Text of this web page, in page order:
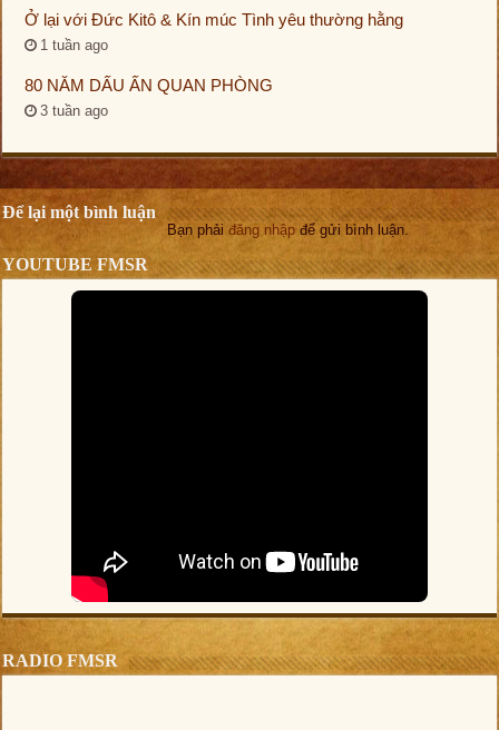
Ở lại với Đức Kitô & Kín múc Tình yêu thường hằng
1 tuần ago
80 NĂM DẤU ẤN QUAN PHÒNG
3 tuần ago
Để lại một bình luận
Bạn phảiđăng nhập để gửi bình luận.
YOUTUBE FMSR
RADIO FMSR